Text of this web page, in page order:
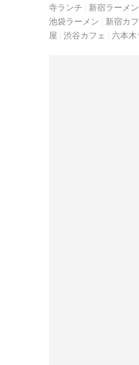
寺ランチ
新宿ラーメン
池袋ラーメン
新宿カ
屋 渋谷カフェ 六本木